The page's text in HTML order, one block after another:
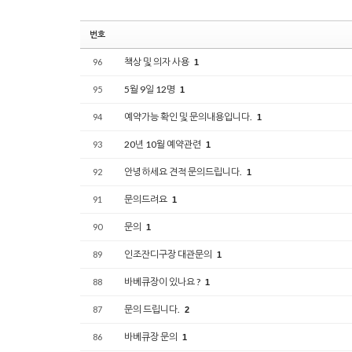
번호
96 책상 및 의자 사용 1
95 5월 9일 12명 1
94 예약가능 확인 및 문의내용입니다. 1
93 20년 10월 예약관련 1
92 안녕하세요 견적 문의드립니다. 1
91 문의드려요 1
90 문의 1
89 인조잔디구장 대관문의 1
88 바베큐장이 있나요 ? 1
87 문의 드립니다. 2
86 바베큐장 문의 1